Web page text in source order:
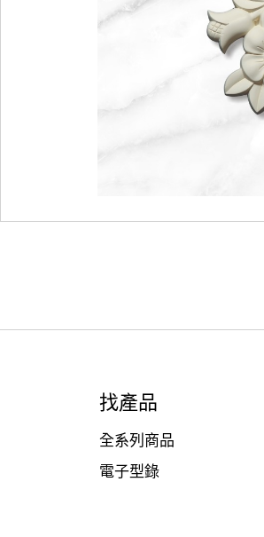
找產品
全系列商品
電子型錄